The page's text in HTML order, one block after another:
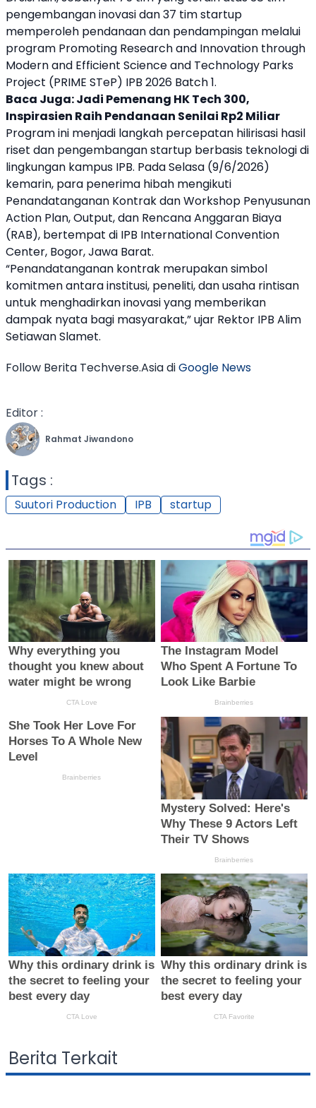
pengembangan inovasi dan 37 tim startup
memperoleh pendanaan dan pendampingan melalui
program Promoting Research and Innovation through
Modern and Efficient Science and Technology Parks
Project (PRIME STeP) IPB 2026 Batch 1.
Baca Juga:Jadi Pemenang HK Tech 300,
Inspirasien Raih Pendanaan Senilai Rp2 Miliar
Program ini menjadi langkah percepatan hilirisasi hasil
riset dan pengembangan startup berbasis teknologi di
lingkungan kampus IPB. Pada Selasa (9/6/2026)
kemarin, para penerima hibah mengikuti
Penandatanganan Kontrak dan Workshop Penyusunan
Action Plan, Output, dan Rencana Anggaran Biaya
(RAB), bertempat di IPB International Convention
Center, Bogor, Jawa Barat.
“Penandatanganan kontrak merupakan simbol
komitmen antara institusi, peneliti, dan usaha rintisan
untuk menghadirkan inovasi yang memberikan
dampak nyata bagi masyarakat,” ujar Rektor IPB Alim
Setiawan Slamet.
Follow Berita Techverse.Asia diGoogle News
Editor :
Rahmat Jiwandono
Tags :
Suutori Production IPB startup
Berita Terkait